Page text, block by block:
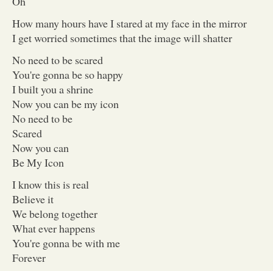
How many hours have I stared at my face in the mirror
I get worried sometimes that the image will shatter
No need to be scared
You're gonna be so happy
I built you a shrine
Now you can be my icon
No need to be
Scared
Now you can
Be My Icon
I know this is real
Believe it
We belong together
What ever happens
You're gonna be with me
Forever